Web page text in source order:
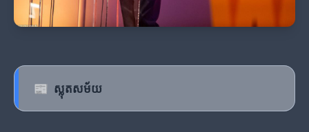
📰 ស្លុតសម័យ